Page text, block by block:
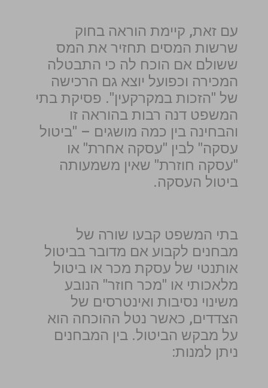
עם זאת, קיימת הוראה בחוק
שרשות המסים תחזיר את המס
ששולם אם הוכח לה כי התבטלה
המכירה וכפועל יוצא גם הרכישה
של "הזכות במקרקעין". פסיקת בתי
המשפט דנה רבות בהוראה זו
והבחינה בין כמה מושגים – "ביטול
עסקה" לבין "עסקה אחרת" או
"עסקה חוזרת" שאין משמעותה
ביטול העסקה.
בתי המשפט קבעו שורה של
מבחנים לקבוע אם מדובר בביטול
אותנטי של עסקת מכר או ביטול
מלאכותי או "מכר חוזר" הנובע
משינוי נסיבות ואינטרסים של
הצדדים, כאשר נטל ההוכחה הוא
על מבקש הביטול. בין המבחנים
ניתן למנות: